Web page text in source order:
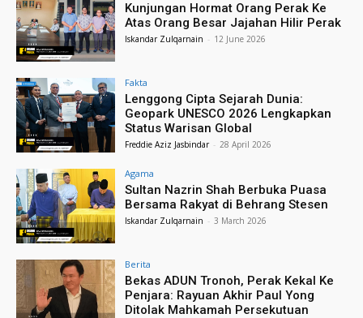
Kunjungan Hormat Orang Perak Ke
Atas Orang Besar Jajahan Hilir Perak
Iskandar Zulqarnain - 12 June 2026
Fakta
Lenggong Cipta Sejarah Dunia:
Geopark UNESCO 2026 Lengkapkan
Status Warisan Global
Freddie Aziz Jasbindar - 28 April 2026
Agama
Sultan Nazrin Shah Berbuka Puasa
Bersama Rakyat di Behrang Stesen
Iskandar Zulqarnain - 3 March 2026
Berita
Bekas ADUN Tronoh, Perak Kekal Ke
Penjara: Rayuan Akhir Paul Yong
Ditolak Mahkamah Persekutuan